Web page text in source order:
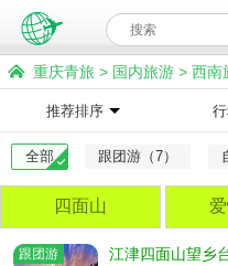
重庆青旅 > 国内旅游 > 西南
江津旅游
推荐排序
全部 跟团游（7）
四面山
跟团游 江津四面山望乡